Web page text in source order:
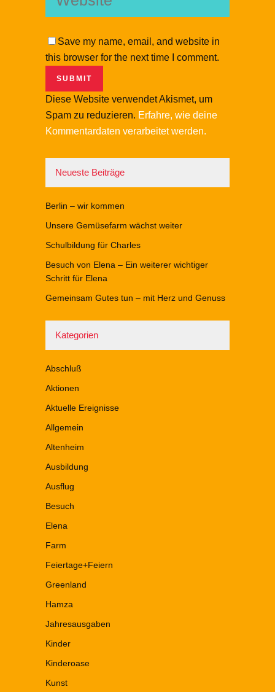
Save my name, email, and website in
this browser for the next time I comment.
Diese Website verwendet Akismet, um
Spam zu reduzieren. Erfahre, wie deine
Kommentardaten verarbeitet werden.
Neueste Beiträge
Berlin – wir kommen
Unsere Gemüsefarm wächst weiter
Schulbildung für Charles
Besuch von Elena – Ein weiterer wichtiger
Schritt für Elena
Gemeinsam Gutes tun – mit Herz und Genuss
Kategorien
Abschluß
Aktionen
Aktuelle Ereignisse
Allgemein
Altenheim
Ausbildung
Ausflug
Besuch
Elena
Farm
Feiertage+Feiern
Greenland
Hamza
Jahresausgaben
Kinder
Kinderoase
Kunst